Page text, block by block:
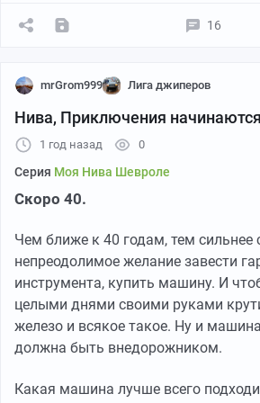
потом уже заниматься этим всем.
Итого второй выезд на Ниве -
постановка на учет, но об этом в
16
mrGrom999 Лига джиперов
Нива, Приключения начинаются
1 год назад 0
Серия Моя Нива Шевроле
Скоро 40.
Чем ближе к 40 годам, тем сильнее
непреодолимое желание завести
инструмента, купить машину. И
целыми днями своими руками
железо и всякое такое. Ну и
должна быть внедорожником.
Какая машина лучше всего